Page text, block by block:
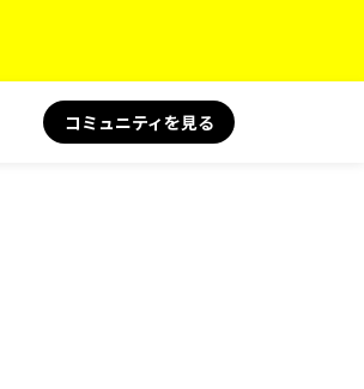
コミュニティを見る